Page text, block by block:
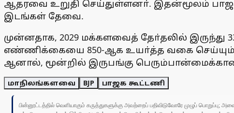
ஆதரவை உறுதி செய்துள்ளனா். இதன்மூலம்
இடங்கள் தேவை.
முன்னதாக, 2029 மக்களவைத் தோ்தலில்
எண்ணிக்கையை 850-ஆக உயா்த்த வகை செய்யும்
ஆனால், மூன்றில் இருபங்கு
மாநிலங்களவை BJP பாஜக கூட்டணி
பின்னூட்டத்தில் வெளியாகும் கருத்துகளுக்கு அவற்றைப் பதிவிடுவோரே முழுப்